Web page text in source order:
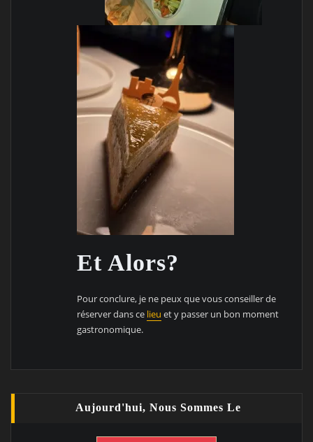
Et Alors?
Pour conclure, je ne peux que vous conseiller de
réserver dans ce lieu et y passer un bon moment
gastronomique.
Aujourd'hui, Nous Sommes Le